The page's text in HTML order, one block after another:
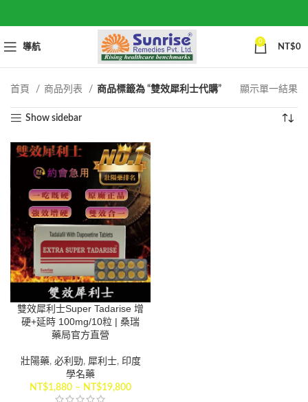
導航
0
NT$0
首頁 商品列表 商品標籤為 “雙效犀利士代購” 顯示單一結果
Show sidebar
雙效犀利士Super Tadarise 增
硬+延時 100mg/10粒 | 桑瑞
藥局官方直營
壯陽藥, 必利勁, 犀利士, 印度
學名藥
NT$1,880 – NT$19,800